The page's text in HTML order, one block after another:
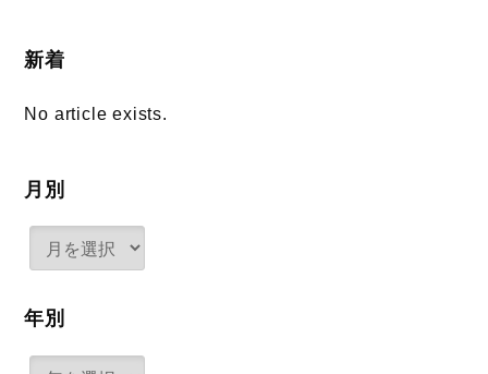
新着
No article exists.
月別
年別